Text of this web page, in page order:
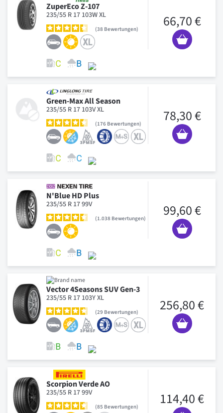
ZuperEco Z-107
235/55 R 17 103W XL
38 Bewertungen 66,70 €
Green-Max All Season
235/55 R 17 103V XL
176 Bewertungen 78,30 €
N'Blue HD Plus
235/55 R 17 99V
1.038 Bewertungen 99,60 €
Vector 4Seasons SUV Gen-3
235/55 R 17 103Y XL
29 Bewertungen 256,80 €
Scorpion Verde AO
235/55 R 17 99V
85 Bewertungen 114,40 €